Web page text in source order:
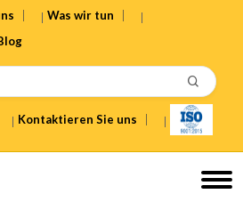
Was wir tun
Kontaktieren Sie uns